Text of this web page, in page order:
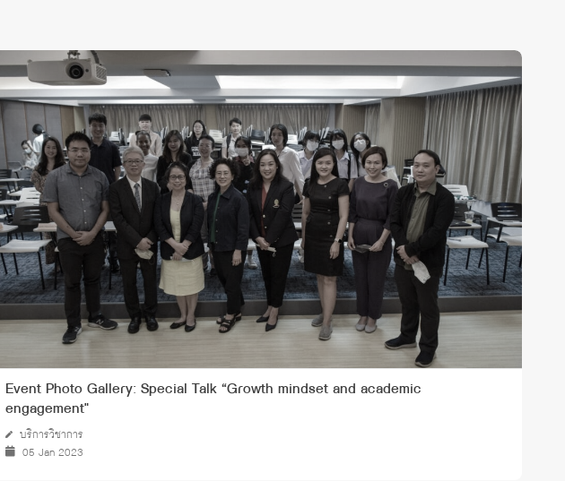
Event Photo Gallery: Special Talk “Growth mindset and academic
engagement"
บริการวิชาการ
05 Jan 2023